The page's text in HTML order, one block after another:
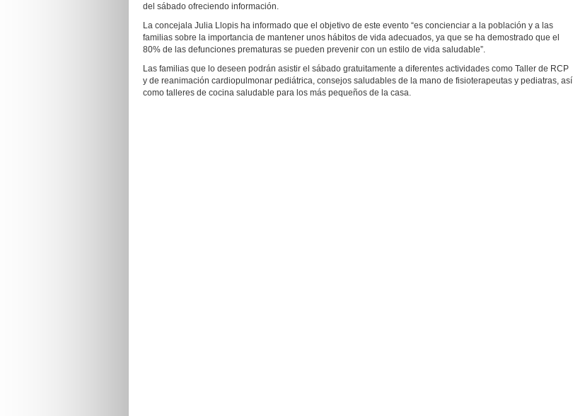
del sábado ofreciendo información.
La concejala Julia Llopis ha informado que el objetivo de este evento “es concienciar a la población y a las
familias sobre la importancia de mantener unos hábitos de vida adecuados, ya que se ha demostrado que el
80% de las defunciones prematuras se pueden prevenir con un estilo de vida saludable”.
Las familias que lo deseen podrán asistir el sábado gratuitamente a diferentes actividades como Taller de RCP
y de reanimación cardiopulmonar pediátrica, consejos saludables de la mano de fisioterapeutas y pediatras, así
como talleres de cocina saludable para los más pequeños de la casa.